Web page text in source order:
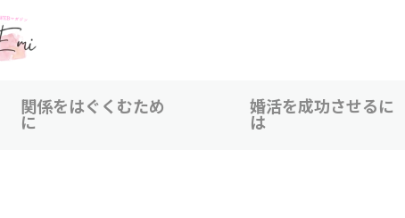
関係をはぐくむため
に
婚活を成功させるに
は
素敵な出会いを応援するWEBマガジン 広島、福山での婚活恋活を応援